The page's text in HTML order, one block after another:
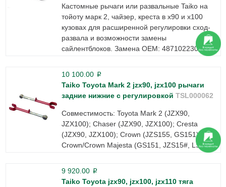
Кастомные рычаги или развальные Taiko на
тойоту марк 2, чайзер, креста в х90 и х100
кузовах для расширенной регулировки сход-
развала и возможности замены
сайлентблоков. Замена OEM: 4871022300
10 100.00 p
Taiko Toyota Mark 2 jzx90, jzx100 рычаги
задние нижние с регулировкой TSL000062
Совместимость: Toyota Mark 2 (JZX90,
JZX100); Chaser (JZX90, JZX100); Cresta
(JZX90, JZX100); Crown (JZS155, GS151);
Crown/Crown Majesta (GS151, JZS15#, LS151).
9 920.00 p
Taiko Toyota jzx90, jzx100, jzx110 тяга